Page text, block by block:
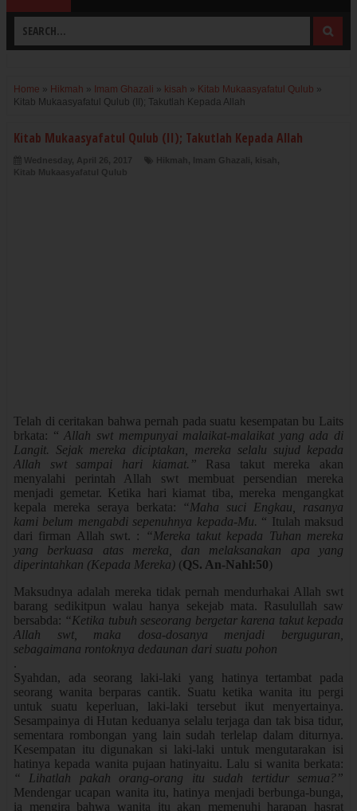
Home » Hikmah » Imam Ghazali » kisah » Kitab Mukaasyafatul Qulub »
Kitab Mukaasyafatul Qulub (II); Takutlah Kepada Allah
Kitab Mukaasyafatul Qulub (II); Takutlah Kepada Allah
Telah di ceritakan bahwa pernah pada suatu kesempatan bu Laits
brkata: “ Allah swt mempunyai malaikat-malaikat yang ada di
Langit. Sejak mereka diciptakan, mereka selalu sujud kepada
Allah swt sampai hari kiamat.” Rasa takut mereka akan
menyalahi perintah Allah swt membuat persendian mereka
menjadi gemetar. Ketika hari kiamat tiba, mereka mengangkat
kepala mereka seraya berkata:
“Maha suci Engkau, rasanya
kami belum mengabdi sepenuhnya kepada-Mu. “ Itulah maksud
dari firman Allah swt. :
“Mereka takut kepada Tuhan mereka
yang berkuasa atas mereka, dan melaksanakan apa yang
diperintahkan (Kepada Mereka) (QS. An-Nahl:50)
Maksudnya adalah mereka tidak pernah mendurhakai Allah swt
barang sedikitpun walau hanya sekejab mata. Rasulullah saw
bersabda: “Ketika tubuh seseorang bergetar karena takut kepada
Allah swt, maka dosa-dosanya menjadi berguguran,
sebagaimana rontoknya dedaunan dari suatu pohon
.
Syahdan, ada seorang laki-laki yang hatinya tertambat pada
seorang wanita berparas cantik. Suatu ketika wanita itu pergi
untuk suatu keperluan, laki-laki tersebut ikut menyertainya.
Sesampainya di Hutan keduanya selalu terjaga dan tak bisa tidur,
sementara rombongan yang lain sudah terlelap dalam diturnya.
Kesempatan itu digunakan si laki-laki untuk mengutarakan isi
hatinya kepada wanita pujaan hatinyaitu. Lalu si wanita berkata:
“ Lihatlah pakah orang-orang itu sudah tertidur semua?”
Mendengar ucapan wanita itu, hatinya menjadi berbunga-bunga,
ia mengira bahwa wanita itu akan memenuhi harapan hasrat